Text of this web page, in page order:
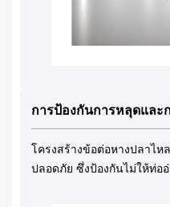
การป้องกันการหลุดและ
โครงสร้างข้อต่อหางปลาไ
ปลอดภัย ซึ่งป้องกันไม่ให้ท่